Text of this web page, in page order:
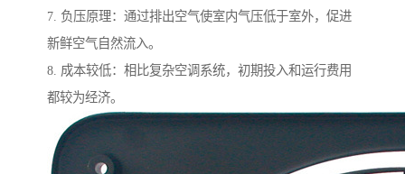
7. 负压原理：通过排出空气使室内气压低于室外，促进
新鲜空气自然流入。
8. 成本较低：相比复杂空调系统，初期投入和运行费用
都较为经济。